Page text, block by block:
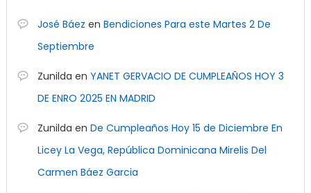
José Báez en Bendiciones Para este Martes 2 De
Septiembre
Zunilda en YANET GERVACIO DE CUMPLEAÑOS HOY 3
DE ENRO 2025 EN MADRID
Zunilda en De Cumpleaños Hoy 15 de Diciembre En
Licey La Vega, República Dominicana Mirelis Del
Carmen Báez Garcia